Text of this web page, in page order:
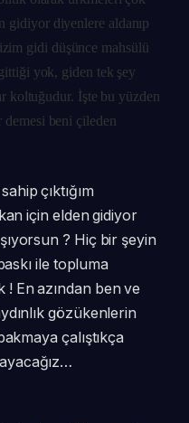
gidiyor diyenlere aldanıp
gidi düşünce mahsülü
yok, giden tek şey
koltuğudur. İşte bu yüzden
beni çileden
çıktığım
için elden gidiyor
? Hiç bir şeyin
ile topluma
! En azından ben ve
gözükenlerin
çalıştıkça